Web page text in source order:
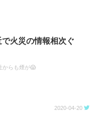
火災の情報相次ぐ
からも煙が😱
2020-04-20